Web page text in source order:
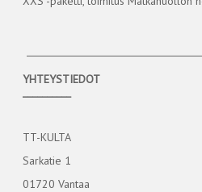
YHTEYSTIEDOT
TT-KULTA
Sarkatie 1
01720 Vantaa